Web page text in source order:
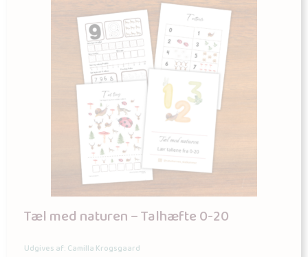
Tæl med naturen – Talhæfte 0-20
Udgives af: Camilla Krogsgaard